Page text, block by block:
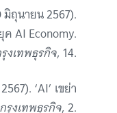
ถุนายน 2567).
AI Economy.
งเทพธุรกิจ, 14.
‘AI’ เขย่า
กรุงเทพธุรกิจ, 2.